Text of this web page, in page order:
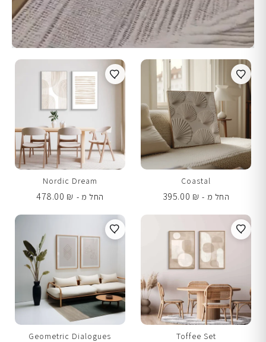
Coastal
החל מ -
395.00 ₪
Nordic Dream
החל מ -
478.00 ₪
Toffee Set
Geometric Dialogues